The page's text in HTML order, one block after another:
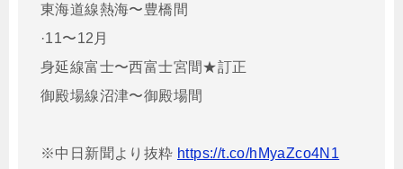
東海道線熱海〜豊橋間
·11〜12月
身延線富士〜西富士宮間★訂正
御殿場線沼津〜御殿場間
※中日新聞より抜粋 https://t.co/hMyaZco4N1